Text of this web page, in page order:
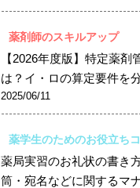
薬剤師のスキルアップ
【2026年度版】特定薬剤
は？イ・ロの算定要件を
2025/06/11
薬学生のためのお役立ち
薬局実習のお礼状の書き
筒・宛名などに関するマ